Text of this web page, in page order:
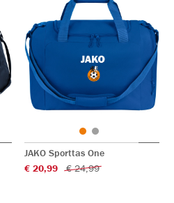
JAKO Sporttas One
€ 20,99
€ 24,99